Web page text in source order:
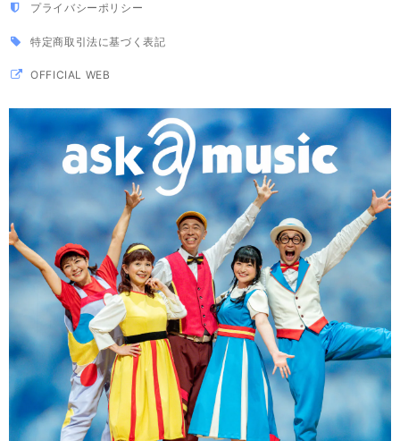
プライバシーポリシー
特定商取引法に基づく表記
OFFICIAL WEB